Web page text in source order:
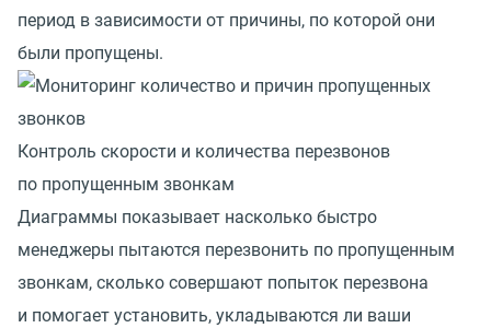
период в зависимости от причины, по которой они
были пропущены.
Контроль скорости и количества перезвонов
по пропущенным звонкам
Диаграммы показывает насколько быстро
менеджеры пытаются перезвонить по пропущенным
звонкам, сколько совершают попыток перезвона
и помогает установить, укладываются ли ваши